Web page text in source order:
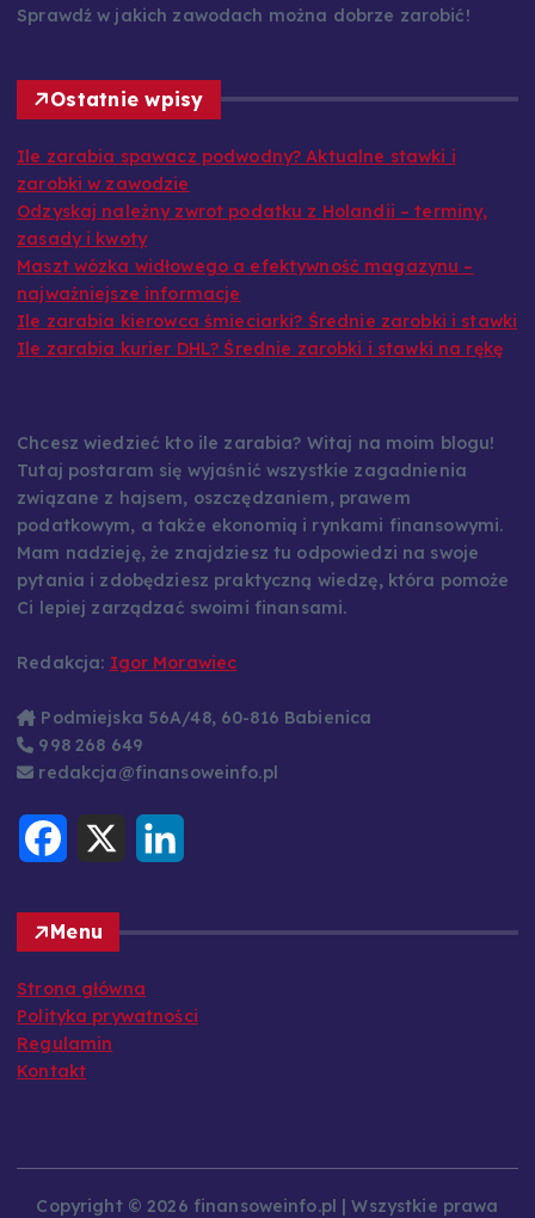
Sprawdź w jakich zawodach można dobrze zarobić!
Ostatnie wpisy
Ile zarabia spawacz podwodny? Aktualne stawki i
zarobki w zawodzie
Odzyskaj należny zwrot podatku z Holandii – terminy,
zasady i kwoty
Maszt wózka widłowego a efektywność magazynu –
najważniejsze informacje
Ile zarabia kierowca śmieciarki? Średnie zarobki i stawki
Ile zarabia kurier DHL? Średnie zarobki i stawki na rękę
Chcesz wiedzieć kto ile zarabia? Witaj na moim blogu!
Tutaj postaram się wyjaśnić wszystkie zagadnienia
związane z hajsem, oszczędzaniem, prawem
podatkowym, a także ekonomią i rynkami finansowymi.
Mam nadzieję, że znajdziesz tu odpowiedzi na swoje
pytania i zdobędziesz praktyczną wiedzę, która pomoże
Ci lepiej zarządzać swoimi finansami.
Redakcja: Igor Morawiec
Podmiejska 56A/48, 60-816 Babienica
998 268 649
redakcja@finansoweinfo.pl
o
o
k
X
I
Menu
Strona główna
Polityka prywatności
Regulamin
Kontakt
Copyright © 2026 finansoweinfo.pl | Wszystkie prawa